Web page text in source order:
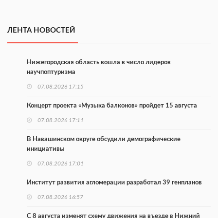
ЛЕНТА НОВОСТЕЙ
Нижегородская область вошла в число лидеров
научпоптуризма
07.08.2026 17:15
Концерт проекта «Музыка балконов» пройдет 15 августа
07.08.2026 17:11
В Навашинском округе обсудили демографические
инициативы
07.08.2026 17:01
Институт развития агломерации разработал 39 генпланов
07.08.2026 16:57
С 8 августа изменят схему движения на въезде в Нижний